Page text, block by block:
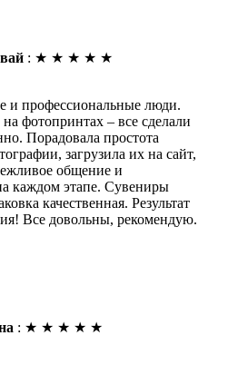
: ★ ★ ★ ★ ★
и профессиональные люди.
фотопринтах – все сделали
Порадовала простота
загрузила их на сайт,
общение и
каждом этапе. Сувениры
качественная. Результат
Все довольны, рекомендую.
: ★ ★ ★ ★ ★